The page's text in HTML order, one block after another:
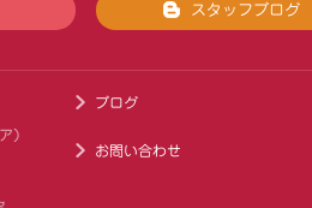
スタッフブログ
）
ブログ
お問い合わせ